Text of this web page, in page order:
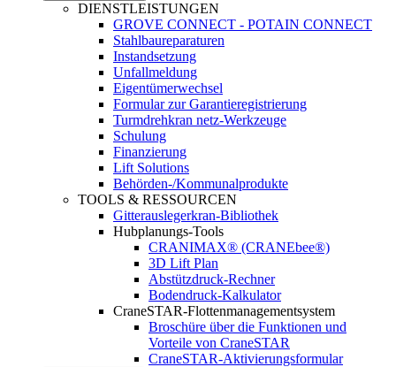
DIENSTLEISTUNGEN
GROVE CONNECT - POTAIN CONNECT
Stahlbaureparaturen
Instandsetzung
Unfallmeldung
Eigentümerwechsel
Formular zur Garantieregistrierung
Turmdrehkran netz-Werkzeuge
Schulung
Finanzierung
Lift Solutions
Behörden-/Kommunalprodukte
TOOLS & RESSOURCEN
Gitterauslegerkran-Bibliothek
Hubplanungs-Tools
CRANIMAX® (CRANEbee®)
3D Lift Plan
Abstützdruck-Rechner
Bodendruck-Kalkulator
CraneSTAR-Flottenmanagementsystem
Broschüre über die Funktionen und
Vorteile von CraneSTAR
CraneSTAR-Aktivierungsformular